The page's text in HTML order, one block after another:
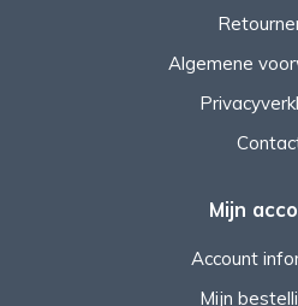
Algemene
Mijn
Account
Mijn